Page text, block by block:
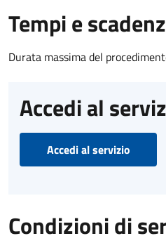
Tempi e
Durata massima del
Accedi al
Accedi al servizio
Condizioni di